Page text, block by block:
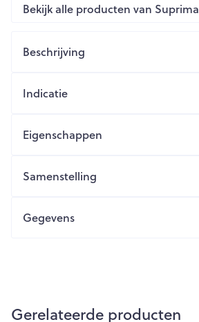
Bekijk alle producten van Suprima
Beschrijving
Indicatie
Eigenschappen
Samenstelling
Gegevens
Gerelateerde producten